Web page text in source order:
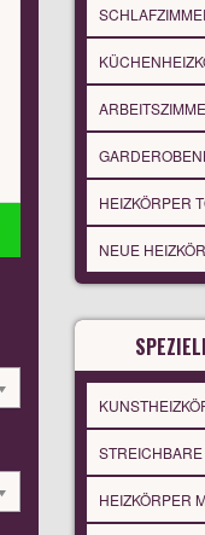
HEIZKÖRPER
NEUE
HEIZKÖRPER